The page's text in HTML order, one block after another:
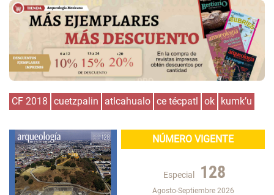
CF 2018 cuetzpalin atlcahualo ce técpatl ok kumk’u
NÚMERO VIGENTE
Especial 128
Agosto-Septiembre 2026